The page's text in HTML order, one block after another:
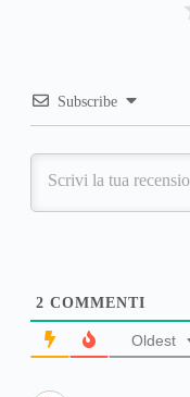
Subscribe
2 COMMENTI
Oldest